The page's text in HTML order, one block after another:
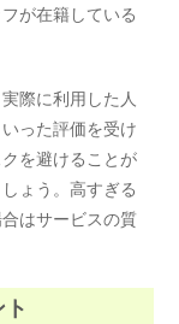
が在籍している
際に利用した人
った評価を受け
を避けることが
ょう。高すぎる
はサービスの質